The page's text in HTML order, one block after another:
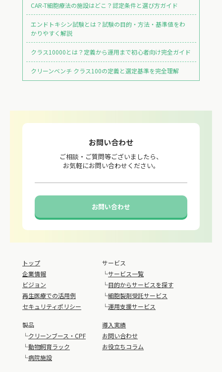
CAR-T細胞療法の施設はどこ？認定条件と選び方ガイド
エンドトキシン試験とは？試験の目的・方法・基準値をわ
かりやすく解説
クラス10000とは？定義から運用まで初心者向け完全ガイド
クリーンベンチ クラス100の定義と選定基準を完全理解
お問い合わせ
ご相談・ご質問等ございましたら、
お気軽にお問い合わせください。
お問い合わせ
トップ
企業情報
ビジョン
再生医療での活用例
セキュリティポリシー
サービス
└サービス一覧
└目的からサービスを探す
└細胞製剤受託サービス
└運用支援サービス
製品
└クリーンブース・CPF
└動物飼育ラック
└病院施設
導入実績
お問い合わせ
お役立ちコラム